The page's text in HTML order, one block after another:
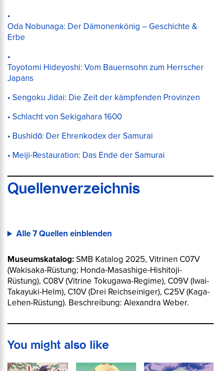
Oda Nobunaga: Der Dämonenkönig – Geschichte &
Erbe
Toyotomi Hideyoshi: Vom Bauernsohn zum Herrscher
Japans
Sengoku Jidai: Die Zeit der kämpfenden Provinzen
Schlacht von Sekigahara 1600
Bushidō: Der Ehrenkodex der Samurai
Meiji-Restauration: Das Ende der Samurai
Quellenverzeichnis
Alle 7 Quellen einblenden
Museumskatalog:SMB Katalog 2025, Vitrinen C07V
(Wakisaka-Rüstung; Honda-Masashige-Hishitoji-
Rüstung), C08V (Vitrine Tokugawa-Regime), C09V (Iwai-
Takayuki-Helm), C10V (Drei Reichseiniger), C25V (Kaga-
Lehen-Rüstung). Beschreibung: Alexandra Weber.
You might also like